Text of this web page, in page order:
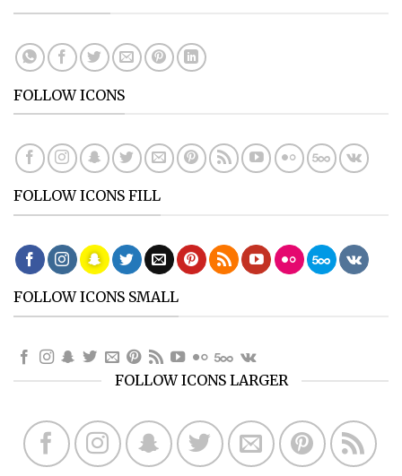
FOLLOW ICONS
FOLLOW ICONS FILL
FOLLOW ICONS SMALL
FOLLOW ICONS LARGER